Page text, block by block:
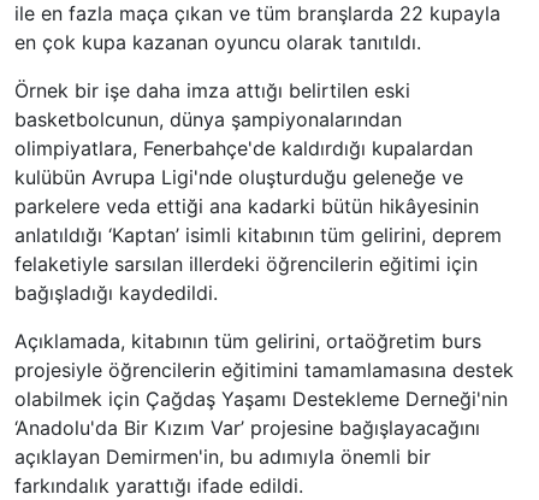
ile en fazla maça çıkan ve tüm branşlarda 22 kupayla
en çok kupa kazanan oyuncu olarak tanıtıldı.
Örnek bir işe daha imza attığı belirtilen eski
basketbolcunun, dünya şampiyonalarından
olimpiyatlara, Fenerbahçe'de kaldırdığı kupalardan
kulübün Avrupa Ligi'nde oluşturduğu geleneğe ve
parkelere veda ettiği ana kadarki bütün hikâyesinin
anlatıldığı ‘Kaptan’ isimli kitabının tüm gelirini, deprem
felaketiyle sarsılan illerdeki öğrencilerin eğitimi için
bağışladığı kaydedildi.
Açıklamada, kitabının tüm gelirini, ortaöğretim burs
projesiyle öğrencilerin eğitimini tamamlamasına destek
olabilmek için Çağdaş Yaşamı Destekleme Derneği'nin
‘Anadolu'da Bir Kızım Var’ projesine bağışlayacağını
açıklayan Demirmen'in, bu adımıyla önemli bir
farkındalık yarattığı ifade edildi.